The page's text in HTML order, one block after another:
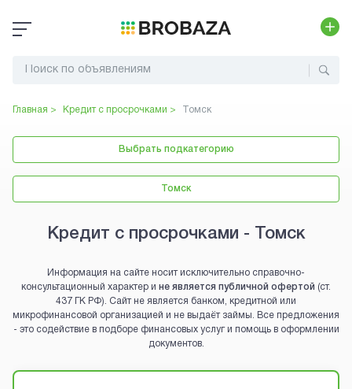
Главная > Кредит с просрочками > Томск
Выбрать подкатегорию
Томск
Кредит с просрочками - Томск
Информация на сайте носит исключительно справочно-
консультационный характер и не является публичной офертой (ст.
437 ГК РФ). Сайт не является банком, кредитной или
микрофинансовой организацией и не выдаёт займы. Все предложения
- это содействие в подборе финансовых услуг и помощь в оформлении
документов.
Brobaza - VIP-объявления